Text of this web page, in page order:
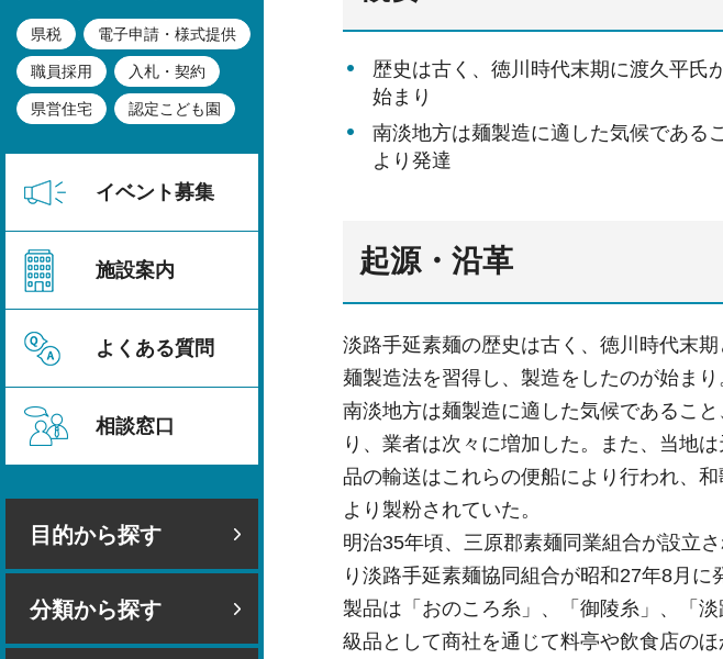
県税 電子申請・様式提供
職員採用 入札・契約
県営住宅 認定こども園
イベント募集
施設案内
よくある質問
相談窓口
目的から探す
分類から探す
歴史は古く、徳川時代末期に渡久平氏
始まり
南淡地方は麺製造に適した気候である
より発達
起源・沿革
淡路手延素麺の歴史は古く、徳川時代末
麺製造法を習得し、製造をしたのが始まり
南淡地方は麺製造に適した気候であるこ
り、業者は次々に増加した。また、当地
品の輸送はこれらの便船により行われ、
より製粉されていた。
明治35年頃、三原郡素麺同業組合が設立
り淡路手延素麺協同組合が昭和27年8月に
製品は「おのころ糸」、「御陵糸」、「
級品として商社を通じて料亭や飲食店の